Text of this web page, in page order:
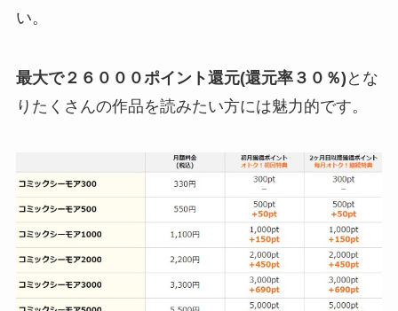
い。
最大で２６０００ポイント還元(還元率３０％) とな
りたくさんの作品を読みたい方には魅力的です。